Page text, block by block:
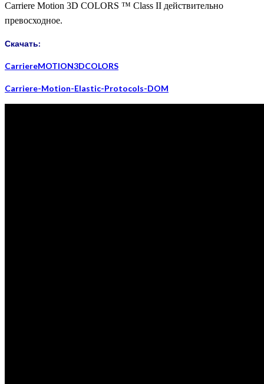
Carriere Motion 3D COLORS ™ Class II действительно
превосходное.
Скачать:
CarriereMOTION3DCOLORS
Carriere-Motion-Elastic-Protocols-DOM